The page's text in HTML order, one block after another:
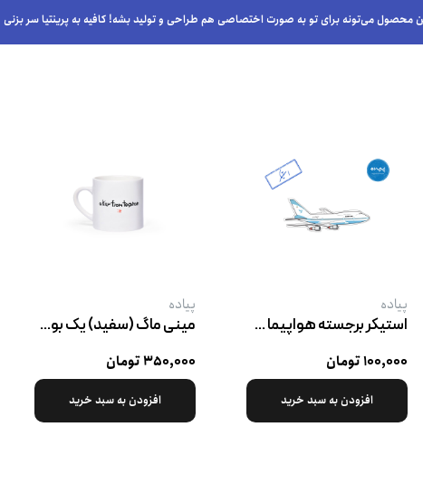
محصول می‌تونه برای تو به صورت اختصاصی هم طراحی و تولید بشه! کافیه به پرینتیا سر بزنی
پیاده
استیکر برجسته هواپیما خط تهران-نیویورک
۱۰۰,۰۰۰ تومان
افزودن به سبد خرید
پیاده
مینی ماگ (سفید) یک بوس از طرف تهران
۳۵۰,۰۰۰ تومان
افزودن به سبد خرید